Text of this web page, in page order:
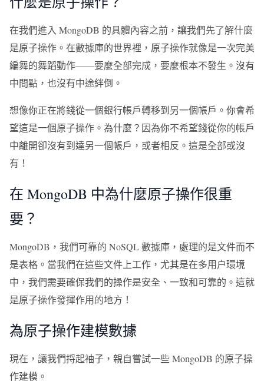
在我們進入 MongoDB 的具體內容之前，讓我們先了解什麼
是原子操作。在數據庫的世界裡，原子操作就像是一次完美
編舞的舞蹈動作——要麼全部完成，要麼根本不發生。沒有
中間點，也沒有中途絆倒。
想像你正在將錢從一個銀行帳戶轉移到另一個帳戶。你會希
望這是一個原子操作。為什麼？因為你不希望錢從你的帳戶
中離開卻沒有到達另一個帳戶，或者相反。這是全部或沒
有！
在 MongoDB 中為什麼原子操作很重
要？
MongoDB，我們可靠的 NoSQL 數據庫，處理的是文件而不
是表格。當我們在這些文件上工作，尤其是在多用户環境
中，我們需要確保我們的操作是安全、一致和可靠的。這就
是原子操作發揮作用的地方！
為原子操作建模數據
現在，讓我們捋起袖子，親自嘗試一些 MongoDB 的原子操
作建模。